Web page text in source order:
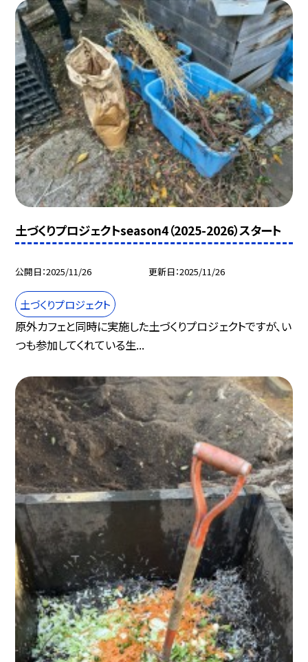
土づくりプロジェクトseason4（2025-2026）スタート
公開日 2025/11/26 更新日 2025/11/26
土づくりプロジェクト
原外カフェと同時に実施した土づくりプロジェクトですが、い
つも参加してくれている生...